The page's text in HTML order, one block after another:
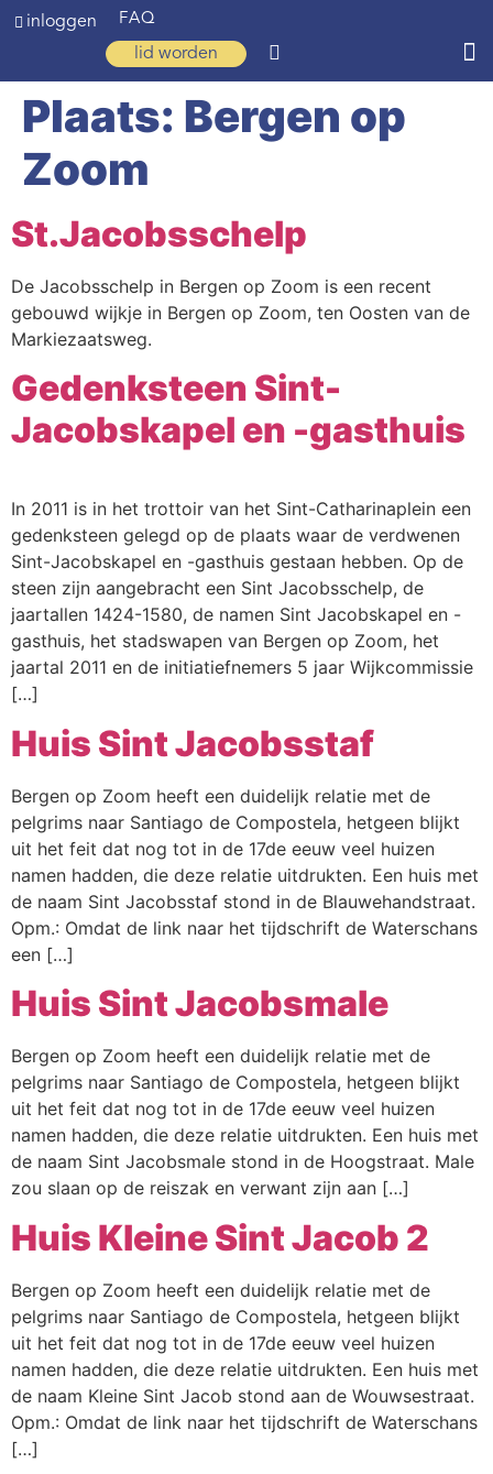
inloggen FAQ
lid worden
Home
Zoeken
Op weg
Spirituele reis
Ervaringen
Regio’s
Nieuws
Webshop
Contact
Plaats: Bergen op
Zoom
St.Jacobsschelp
De Jacobsschelp in Bergen op Zoom is een recent
gebouwd wijkje in Bergen op Zoom, ten Oosten van de
Markiezaatsweg.
Gedenksteen Sint-
Jacobskapel en -gasthuis
In 2011 is in het trottoir van het Sint-Catharinaplein een
gedenksteen gelegd op de plaats waar de verdwenen
Sint-Jacobskapel en -gasthuis gestaan hebben. Op de
steen zijn aangebracht een Sint Jacobsschelp, de
jaartallen 1424-1580, de namen Sint Jacobskapel en -
gasthuis, het stadswapen van Bergen op Zoom, het
jaartal 2011 en de initiatiefnemers 5 jaar Wijkcommissie
[…]
Huis Sint Jacobsstaf
Bergen op Zoom heeft een duidelijk relatie met de
pelgrims naar Santiago de Compostela, hetgeen blijkt
uit het feit dat nog tot in de 17de eeuw veel huizen
namen hadden, die deze relatie uitdrukten. Een huis met
de naam Sint Jacobsstaf stond in de Blauwehandstraat.
Opm.: Omdat de link naar het tijdschrift de Waterschans
een […]
Huis Sint Jacobsmale
Bergen op Zoom heeft een duidelijk relatie met de
pelgrims naar Santiago de Compostela, hetgeen blijkt
uit het feit dat nog tot in de 17de eeuw veel huizen
namen hadden, die deze relatie uitdrukten. Een huis met
de naam Sint Jacobsmale stond in de Hoogstraat. Male
zou slaan op de reiszak en verwant zijn aan […]
Huis Kleine Sint Jacob 2
Bergen op Zoom heeft een duidelijk relatie met de
pelgrims naar Santiago de Compostela, hetgeen blijkt
uit het feit dat nog tot in de 17de eeuw veel huizen
namen hadden, die deze relatie uitdrukten. Een huis met
de naam Kleine Sint Jacob stond aan de Wouwsestraat.
Opm.: Omdat de link naar het tijdschrift de Waterschans
[…]